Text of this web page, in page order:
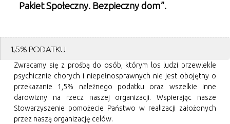
Pakiet Społeczny. Bezpieczny dom”.
1,5% PODATKU
Zwracamy się z prośbą do osób, którym los ludzi przewlekle
psychicznie chorych i niepełnosprawnych nie jest obojętny o
przekazanie 1,5% należnego podatku oraz wszelkie inne
darowizny na rzecz naszej organizacji. Wspierając nasze
Stowarzyszenie pomożecie Państwo w realizacji założonych
przez naszą organizację celów.